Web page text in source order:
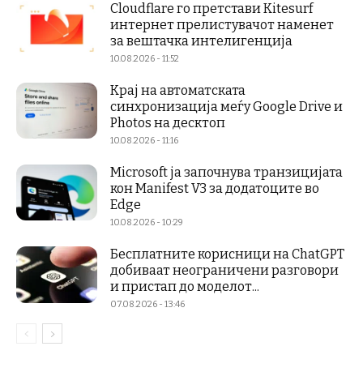
Cloudflare го претстави Kitesurf
интернет прелистувачот наменет
за вештачка интелигенција
10.08.2026 - 11:52
Крај на автоматската
синхронизација меѓу Google Drive и
Photos на десктоп
10.08.2026 - 11:16
Microsoft ја започнува транзицијата
кон Manifest V3 за додатоците во
Edge
10.08.2026 - 10:29
Бесплатните корисници на ChatGPT
добиваат неограничени разговори
и пристап до моделот...
07.08.2026 - 13:46